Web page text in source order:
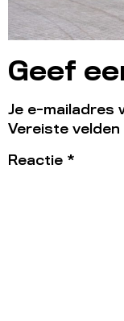
Geef
Je e-mailadres
Vereiste
Reactie *